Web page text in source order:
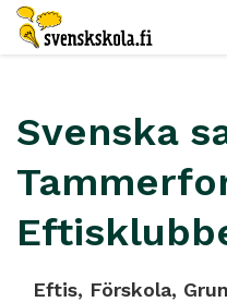
Svenska
Eftis, Förskola,